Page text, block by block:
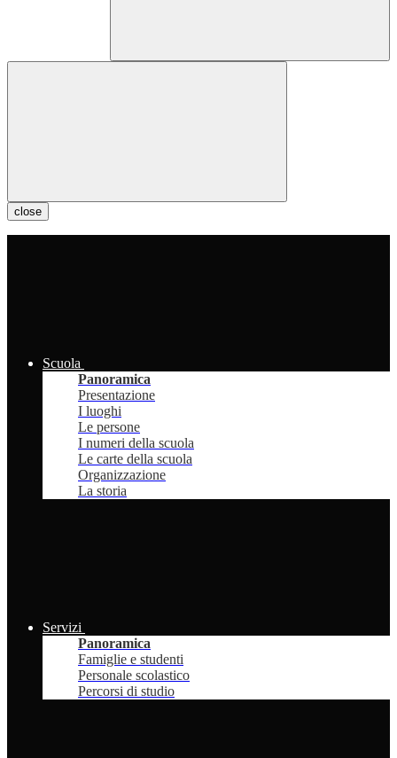
close
Scuola
Panoramica
Presentazione
I luoghi
Le persone
I numeri della scuola
Le carte della scuola
Organizzazione
La storia
Servizi
Panoramica
Famiglie e studenti
Personale scolastico
Percorsi di studio